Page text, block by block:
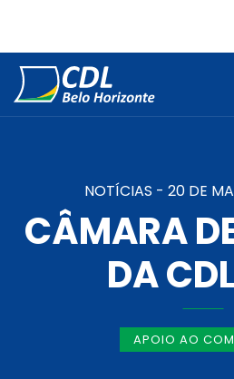
NOTÍCIAS - 20 DE
CÂMARA
DA
APOIO AO